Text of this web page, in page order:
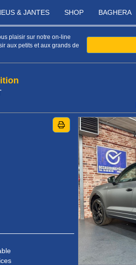
& JANTES SHOP BAGHERA
plaisir sur notre on-line
aux petits et aux grands de